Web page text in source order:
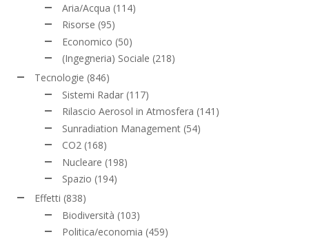
Aria/Acqua (114)
Risorse (95)
Economico (50)
(Ingegneria) Sociale (218)
Tecnologie (846)
Sistemi Radar (117)
Rilascio Aerosol in Atmosfera (141)
Sunradiation Management (54)
CO2 (168)
Nucleare (198)
Spazio (194)
Effetti (838)
Biodiversità (103)
Politica/economia (459)